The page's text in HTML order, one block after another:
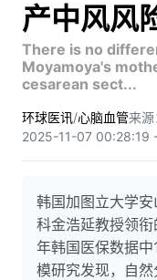
产中风风
There is no
Moyamoya's
cesarean sect...
环球医讯/心脑血管来
2025-11-07 00:28:19
韩国加图立大学
科金浩延教授领
年韩国医保数据
模研究发现，自